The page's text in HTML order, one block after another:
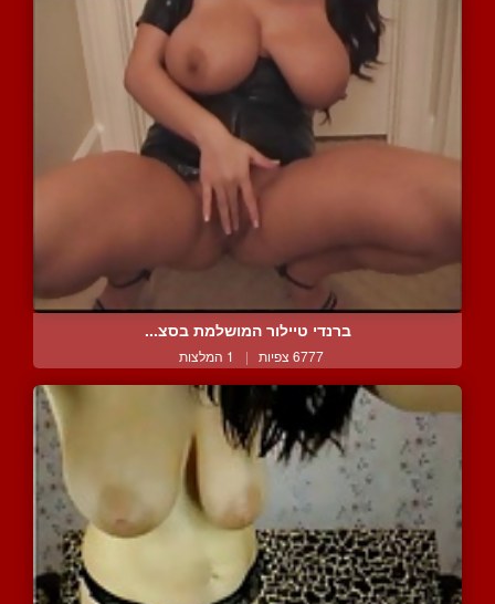
ברנדי טיילור המושלמת בסצ...
6777 צפיות | 1 המלצות